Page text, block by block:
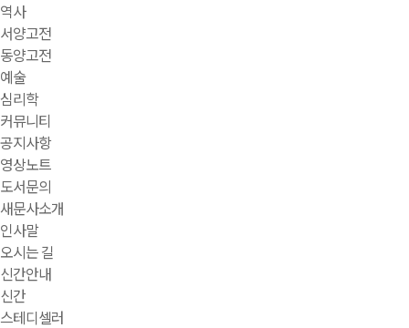
역사
서양고전
동양고전
예술
심리학
커뮤니티
공지사항
영상노트
도서문의
새문사소개
인사말
오시는 길
신간안내
신간
스테디셀러